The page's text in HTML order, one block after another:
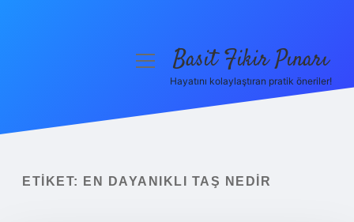
Yasal Uyarı
menüyüBasit Fikir Pınarı
Hayatını kolaylaştıran pratik öneriler!
ETIKET: EN DAYANIKLI TAŞ NEDIR